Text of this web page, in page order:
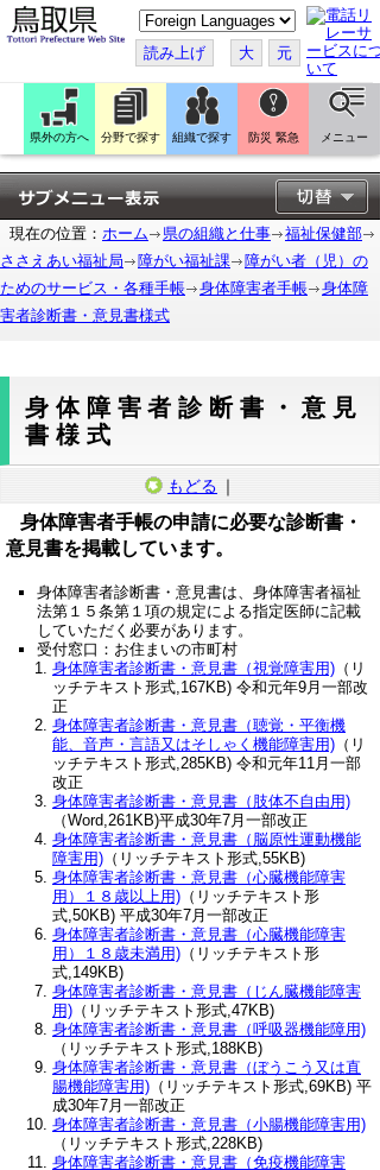
こ
の
ペ
ー
ジ
翻
訳
す
る
読み上げ 大 元
県外の方へ 分野で探す 組織で探す 防災 緊急 メニュー
現在の位置： ホーム 県の組織と仕事
福祉保健部
ささえあい福祉局
障がい福祉課
障がい者（児）の
ためのサービス・各種手帳
身体障害者手帳
身体障
害者診断書・意見書様式
身体障害者診断書・意見
書様式
もどる ｜
身体障害者手帳の申請に必要な診断書・
意見書を掲載しています。
身体障害者診断書・意見書は、身体障害者福祉
法第１５条第１項の規定による指定医師に記載
していただく必要があります。
受付窓口：お住まいの市町村
身体障害者診断書・意見書（視覚障害用) （リ
ッチテキスト形式,167KB) 令和元年9月一部改
正
身体障害者診断書・意見書（聴覚・平衡機
能、音声・言語又はそしゃく機能障害用) （リ
ッチテキスト形式,285KB) 令和元年11月一部
改正
身体障害者診断書・意見書（肢体不自由用)
（Word,261KB)平成30年7月一部改正
身体障害者診断書・意見書（脳原性運動機能
障害用) （リッチテキスト形式,55KB)
身体障害者診断書・意見書（心臓機能障害
用）１８歳以上用) （リッチテキスト形
式,50KB) 平成30年7月一部改正
身体障害者診断書・意見書（心臓機能障害
用）１８歳未満用) （リッチテキスト形
式,149KB)
身体障害者診断書・意見書（じん臓機能障害
用) （リッチテキスト形式,47KB)
身体障害者診断書・意見書（呼吸器機能障用)
（リッチテキスト形式,188KB)
身体障害者診断書・意見書（ぼうこう又は直
腸機能障害用) （リッチテキスト形式,69KB) 平
成30年7月一部改正
身体障害者診断書・意見書（小腸機能障害用)
（リッチテキスト形式,228KB)
身体障害者診断書・意見書（免疫機能障害